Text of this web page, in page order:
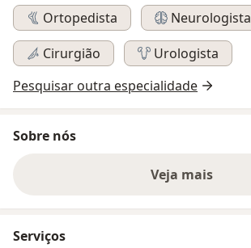
Ortopedista
Neurologista
Cirurgião
Urologista
Pesquisar outra especialidade
Sobre nós
Veja mais
Serviços